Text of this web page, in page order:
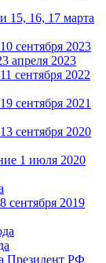
15, 16, 17 марта
сентября 2023
апреля 2023
сентября 2022
сентября 2021
сентября 2020
1 июля 2020
сентября 2019
Президент РФ